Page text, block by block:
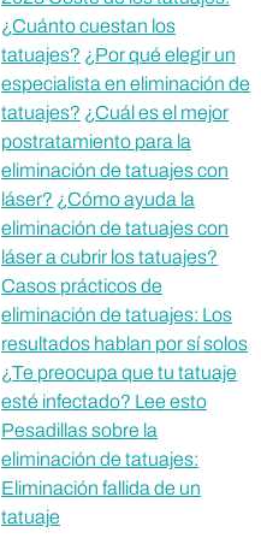
¿Cuánto cuestan los
tatuajes? ¿Por qué elegir un
especialista en eliminación de
tatuajes? ¿Cuál es el mejor
postratamiento para la
eliminación de tatuajes con
láser? ¿Cómo ayuda la
eliminación de tatuajes con
láser a cubrir los tatuajes?
Casos prácticos de
eliminación de tatuajes: Los
resultados hablan por sí solos
¿Te preocupa que tu tatuaje
esté infectado? Lee esto
Pesadillas sobre la
eliminación de tatuajes:
Eliminación fallida de un
tatuaje